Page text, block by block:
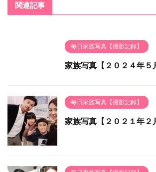
関連記事
毎日家族写真【撮影記録】
家族写真【２０２４年５
毎日家族写真【撮影記録】
家族写真【２０２１年２